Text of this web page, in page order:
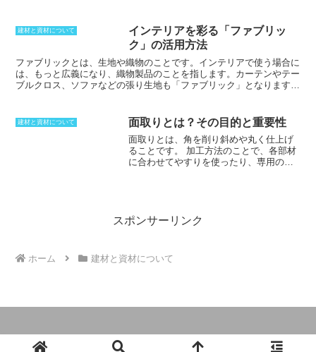
能です。様々な方法で固定することがで
きるため、閉めておくだけではなく、扉
を開いたまま固定するという方法として
も利用することができるのです。
す。木表の方が木裏よりも樹齢が若いため木の収縮が大きく縮むので
す。この反りを利用して、日本舞踊や能の舞台には木裏が利用されま
す。板の中心が膨らむために、足の裏が板の端に引っかからないとい
う利点がある他、滑りが良いためです。また看板などにも木裏が用い
られることがあります。
建材と資材について
インテリアを彩る「ファブリッ
ク」の活用方法
ファブリックとは、生地や織物のことです。インテリアで使う場合に
は、もっと広義になり、織物製品のことを指します。カーテンやテー
ブルクロス、ソファなどの張り生地も「ファブリック」となります。
と呼ぶことがありますが、これは布製の壁材を意味します。インテリ
アコーディネイトを考えた場合、「ファブリック」は重要的意味を持
ちます。床や壁など面積が多い部分に使うことが多くなるため、コー
ディネイト次第で大きな変化を与えることができます。好みや個性を
はっきりと出すことができるようになるため、インテリアへどのよう
建材と資材について 面取りとは？その目的と重要性
面取りとは、角を削り斜めや丸く仕上げ
ることです。
加工方法のことで、各部材
に合わせてやすりを使ったり、専用の工
を防止できる。部材自身ということを考
えても、角があることによって、何かと
て丸くすることによって、意図しない欠
損を生み出す予防策にすることができる
印象作り出していく他、全体的にまとめ
スポンサーリンク
ホーム 建材と資材について
© 2024 建築用語と関係法令の説明.